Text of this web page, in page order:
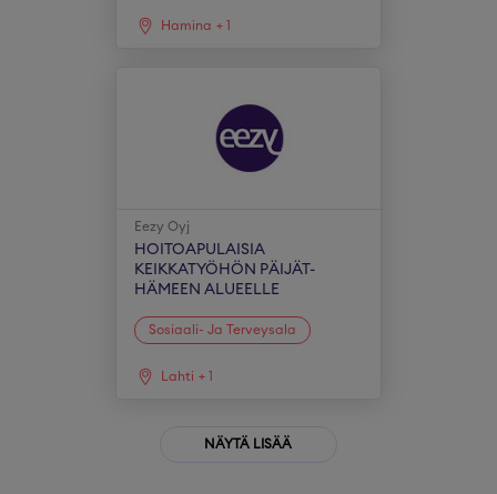
Hamina + 1
Eezy Oyj
HOITOAPULAISIA
KEIKKATYÖHÖN PÄIJÄT-
HÄMEEN ALUEELLE
Sosiaali- Ja Terveysala
Lahti + 1
NÄYTÄ LISÄÄ